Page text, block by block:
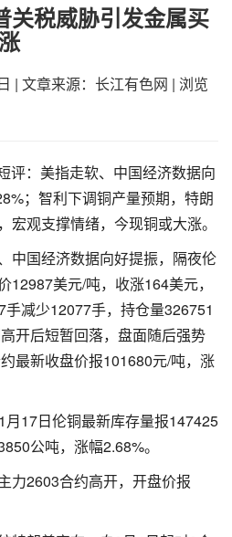
关税威胁引发金属买
| 文章来源：长江有色网 | 浏览
评：美指走软、中国经济数据向
；智利下调铜产量预期，特朗
宏观支撑情绪，今现铜或大涨。
中国经济数据向好提振，隔夜伦
12987美元/吨，收涨164美元，
减少12077手，持仓量326751
开后短暂回落，盘面随后强势
最新收盘价报101680元/吨，涨
17日伦铜最新库存量报147425
公吨，涨幅2.68%。
力2603合约高开，开盘价报